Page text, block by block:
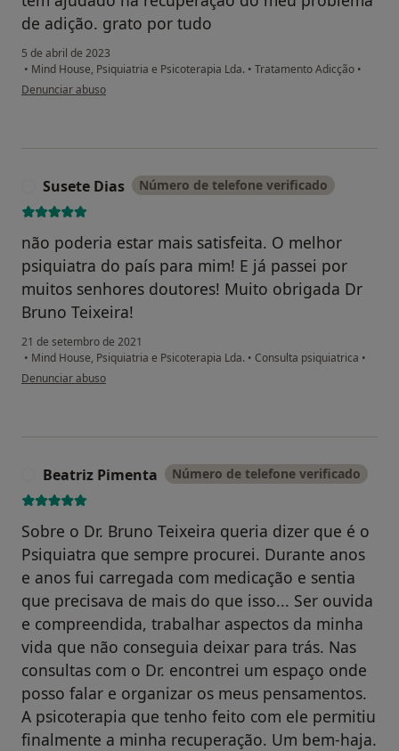
de adição. grato por tudo
5 de abril de 2023
• Mind House, Psiquiatria e Psicoterapia Lda. • Tratamento Adicção •
na opinião do utilizador J.T.
Denunciar abuso
Susete Dias Número de telefone verificado
não poderia estar mais satisfeita. O melhor
psiquiatra do país para mim! E já passei por
muitos senhores doutores! Muito obrigada Dr
Bruno Teixeira!
21 de setembro de 2021
• Mind House, Psiquiatria e Psicoterapia Lda. • Consulta psiquiatrica •
na opinião do utilizador Susete Dias
Denunciar abuso
Beatriz Pimenta Número de telefone verificado
Sobre o Dr. Bruno Teixeira queria dizer que é o
Psiquiatra que sempre procurei. Durante anos
e anos fui carregada com medicação e sentia
que precisava de mais do que isso... Ser ouvida
e compreendida, trabalhar aspectos da minha
vida que não conseguia deixar para trás. Nas
consultas com o Dr. encontrei um espaço onde
posso falar e organizar os meus pensamentos.
A psicoterapia que tenho feito com ele permitiu
finalmente a minha recuperação. Um bem-haja.